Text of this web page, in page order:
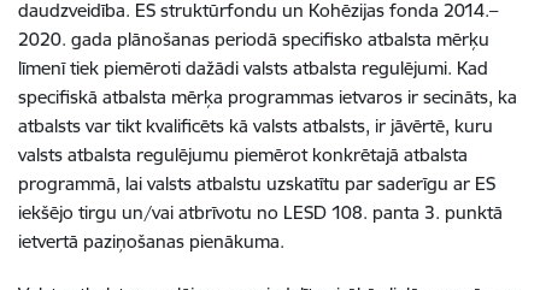
daudzveidība. ES struktūrfondu un Kohēzijas fonda 2014.–
2020. gada plānošanas periodā specifisko atbalsta mērķu
līmenī tiek piemēroti dažādi valsts atbalsta regulējumi. Kad
specifiskā atbalsta mērķa programmas ietvaros ir secināts, ka
atbalsts var tikt kvalificēts kā valsts atbalsts, ir jāvērtē, kuru
valsts atbalsta regulējumu piemērot konkrētajā atbalsta
programmā, lai valsts atbalstu uzskatītu par saderīgu ar ES
iekšējo tirgu un/vai atbrīvotu no LESD 108. panta 3. punktā
ietvertā paziņošanas pienākuma.